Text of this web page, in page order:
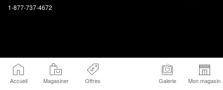
Accueil Magasiner Offres Galerie Mon magasin
1-877-737-4672